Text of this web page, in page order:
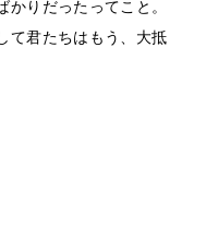
りだったってこと。
て君たちはもう、大抵